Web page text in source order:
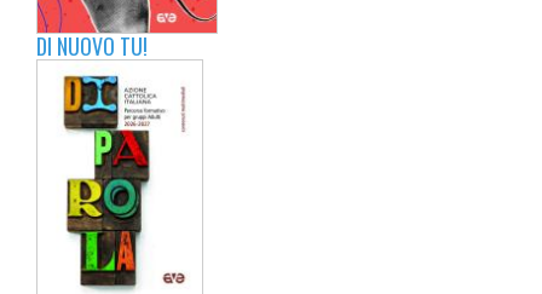
DI NUOVO TU!